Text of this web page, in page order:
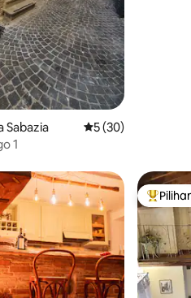
Sabazia Nilai rata-rata 5 dari
5 (30)
1
Pilihan